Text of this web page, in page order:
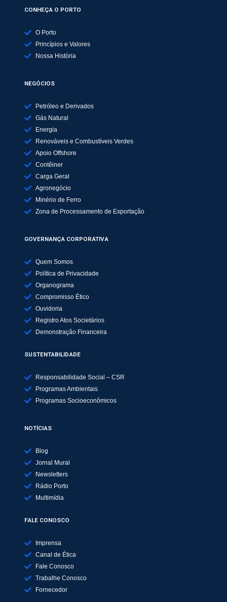
CONHEÇA O PORTO
O Porto
Princípios e Valores
Nossa História
NEGÓCIOS
Petróleo e Derivados
Gás Natural
Energia
Renováveis e Combustíveis Verdes
Apoio Offshore
Contêiner
Carga Geral
Agronegócio
Minério de Ferro
Zona de Processamento de Exportação
GOVERNANÇA CORPORATIVA
Quem Somos
Política de Privacidade
Organograma
Compromisso Ético
Ouvidoria
Registro Atos Societários
Demonstração Financeira
SUSTENTABILIDADE
Responsabilidade Social – CSR
Programas Ambientais
Programas Socioeconômicos
NOTÍCIAS
Blog
Jornal Mural
Newsletters
Rádio Porto
Multimídia
FALE CONOSCO
Imprensa
Canal de Ética
Fale Conosco
Trabalhe Conosco
Fornecedor